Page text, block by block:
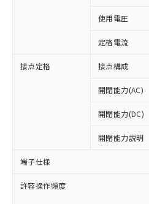
使用電圧
定格電流
接点定格 接点構成
開閉能力(AC)
開閉能力(DC)
開閉能力説明
端子仕様
許容操作頻度
※1 対応状況
対応済み：EU RoHS
非含有に対応した製品